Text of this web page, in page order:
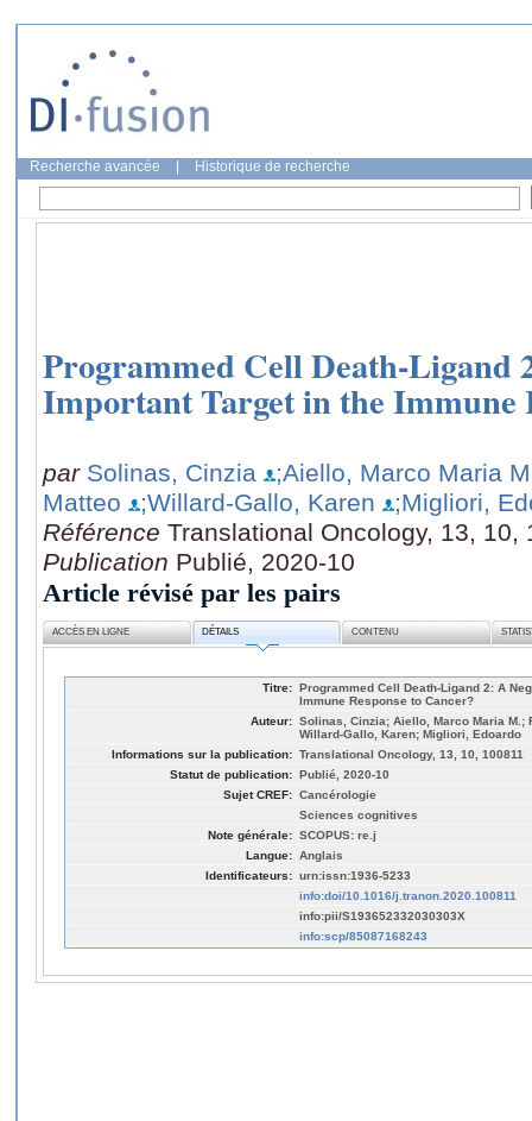
Recherche avancée Historique de recherche
Programmed Cell Death-Ligand
Important Target in the Immune
par Solinas, Cinzia
;Aiello, Marco Maria
Matteo
;Willard-Gallo, Karen
;Migliori,
Référence Translational Oncology, 13, 10,
Publication Publié, 2020-10
Article révisé par les pairs
ACCÈS EN LIGNE DÉTAILS CONTENU
Titre: Programmed Cell Death-Ligand 2: A
Immune Response to Cancer?
Auteur: Solinas, Cinzia; Aiello, Marco Maria M.;
Willard-Gallo, Karen; Migliori, Edoardo
Informations sur la publication: Translational Oncology, 13, 10, 100811
Statut de publication: Publié, 2020-10
Sujet CREF: Cancérologie
Sciences cognitives
Note générale: SCOPUS: re.j
Langue: Anglais
Identificateurs: urn:issn:1936-5233
info:doi/10.1016/j.tranon.2020.100811
info:pii/S193652332030303X
info:scp/85087168243